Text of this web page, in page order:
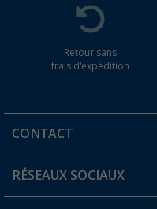
Retour sans
frais d'expédition
CONTACT
Une question ?
RÉSEAUX SOCIAUX